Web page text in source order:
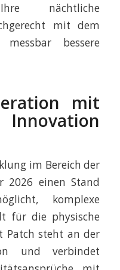
nächtliche
mit dem
bessere
mit
im Bereich der
2026 einen Stand
komplexe
für die physische
Patch steht an der
und verbindet